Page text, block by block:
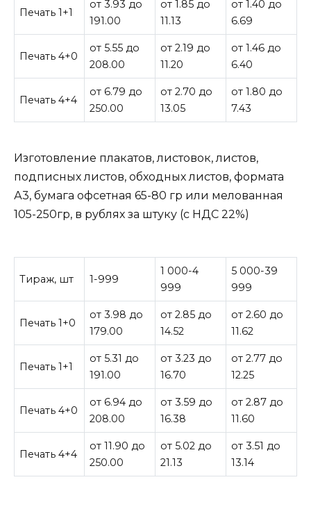
Печать 1+1
от 3.93 до
191.00
от 1.85 до
11.13
от 1.40 до
6.69
Печать 4+0
от 5.55 до
208.00
от 2.19 до
11.20
от 1.46 до
6.40
Печать 4+4
от 6.79 до
250.00
от 2.70 до
13.05
от 1.80 до
7.43
Изготовление плакатов, листовок, листов,
подписных листов, обходных листов, формата
А3, бумага офсетная 65-80 гр или мелованная
105-250гр, в рублях за штуку (с НДС 22%)
Тираж, шт 1-999
1 000-4
999
5 000-39
999
Печать 1+0
от 3.98 до
179.00
от 2.85 до
14.52
от 2.60 до
11.62
Печать 1+1
от 5.31 до
191.00
от 3.23 до
16.70
от 2.77 до
12.25
Печать 4+0
от 6.94 до
208.00
от 3.59 до
16.38
от 2.87 до
11.60
Печать 4+4
от 11.90 до
250.00
от 5.02 до
21.13
от 3.51 до
13.14